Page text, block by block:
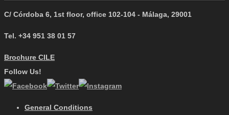
C/ Córdoba 6, 1st floor, office 102-104 - Málaga, 29001
Tel. +34 951 38 01 57
Brochure CILE
Follow Us!
General Conditions